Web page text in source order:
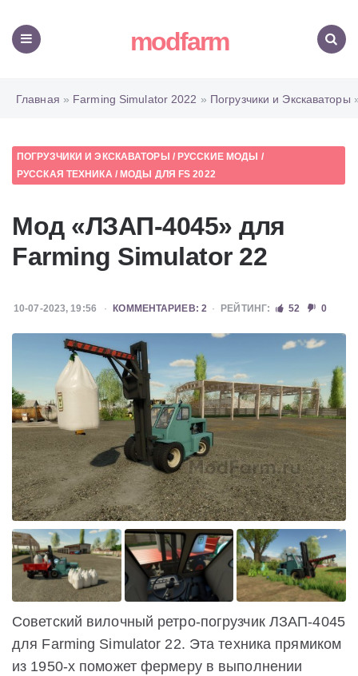
modfarm
Главная » Farming Simulator 2022 » Погрузчики и Экскаваторы
ПОГРУЗЧИКИ И ЭКСКАВАТОРЫ / РУССКИЕ МОДЫ /
РУССКАЯ ТЕХНИКА/ МОДЫ ДЛЯ FS 2022
Мод «ЛЗАП-4045» для
Farming Simulator 22
10-07-2023, 19:56 КОММЕНТАРИЕВ: 2 РЕЙТИНГ: 52 0
Советский вилочный ретро-погрузчик ЛЗАП-4045
для Farming Simulator 22. Эта техника прямиком
из 1950-х поможет фермеру в выполнении